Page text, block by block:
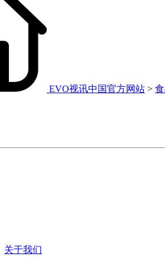
EVO视讯中国官方网站 >
关于我们